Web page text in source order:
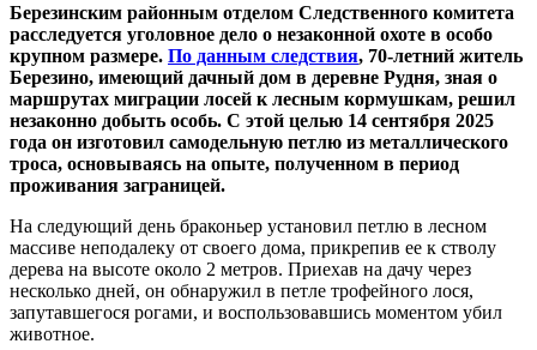
Березинским районным отделом Следственного комитета
расследуется уголовное дело о незаконной охоте в особо
крупном размере. По данным следствия, 70-летний житель
Березино, имеющий дачный дом в деревне Рудня, зная о
маршрутах миграции лосей к лесным кормушкам, решил
незаконно добыть особь. С этой целью 14 сентября 2025
года он изготовил самодельную петлю из металлического
троса, основываясь на опыте, полученном в период
проживания заграницей.
На следующий день браконьер установил петлю в лесном
массиве неподалеку от своего дома, прикрепив ее к стволу
дерева на высоте около 2 метров. Приехав на дачу через
несколько дней, он обнаружил в петле трофейного лося,
запутавшегося рогами, и воспользовавшись моментом убил
животное.